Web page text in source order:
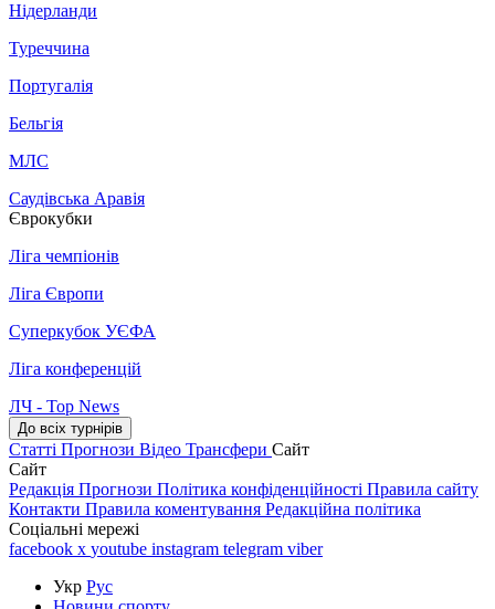
Нідерланди
Туреччина
Португалія
Бельгія
МЛС
Саудівська Аравія
Єврокубки
Ліга чемпіонів
Ліга Європи
Суперкубок УЄФА
Ліга конференцій
ЛЧ - Top News
До всіх турнірів
Статті Прогнози Відео Трансфери Сайт
Сайт
Редакція Прогнози Політика конфіденційності Правила сайту
Контакти Правила коментування Редакційна політика
Соціальні мережі
facebook x youtube instagram telegram viber
Укр Рус